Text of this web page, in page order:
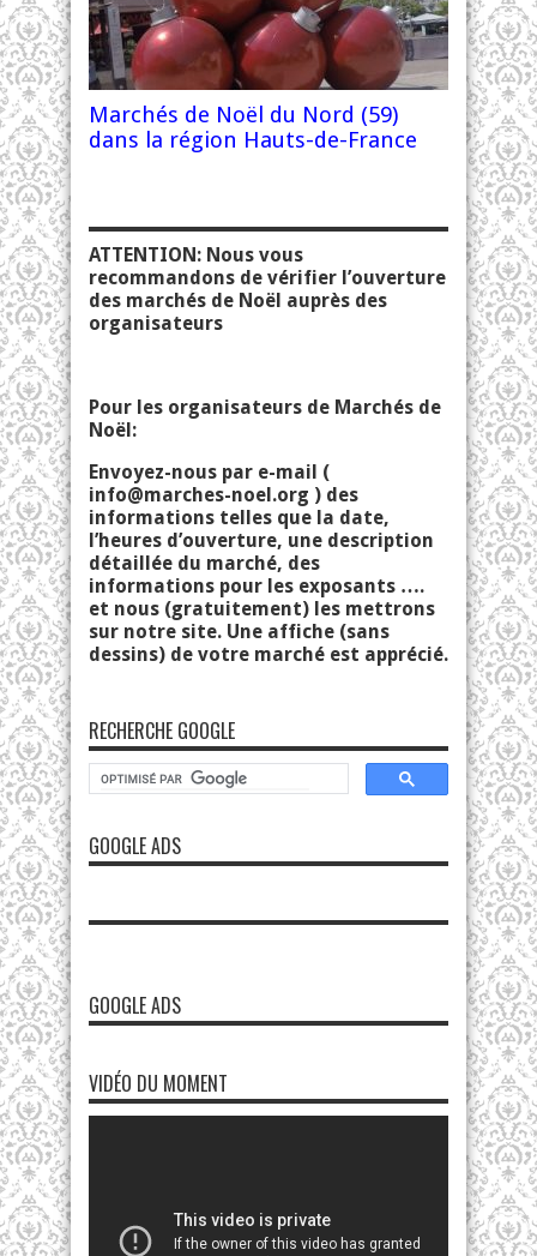
Marchés de Noël du Nord (59)
dans la région Hauts-de-France
ATTENTION: Nous vous
recommandons de vérifier l’ouverture
des marchés de Noël auprès des
organisateurs
Pour les organisateurs de Marchés de
Noël:
Envoyez-nous par e-mail (
info@marches-noel.org ) des
informations telles que la date,
l’heures d’ouverture, une description
détaillée du marché, des
informations pour les exposants ….
et nous (gratuitement) les mettrons
sur notre site. Une affiche (sans
dessins) de votre marché est apprécié.
RECHERCHE GOOGLE
GOOGLE ADS
GOOGLE ADS
VIDÉO DU MOMENT